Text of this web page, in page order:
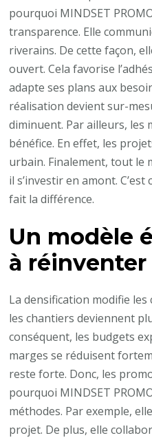
pourquoi MINDSET
transparence. Elle
riverains. De cette façon,
ouvert. Cela favorise
adapte ses plans aux
réalisation devient sur-
diminuent. Par ailleurs, les
bénéfice. En effet, les
urbain. Finalement, tout le
il s’investir en amont.
fait la différence.
Un modèle
à réinventer
La densification modifie
les chantiers deviennent
conséquent, les budgets
marges se réduisent
reste forte. Donc, les
pourquoi MINDSET
méthodes. Par exemple,
projet. De plus, elle